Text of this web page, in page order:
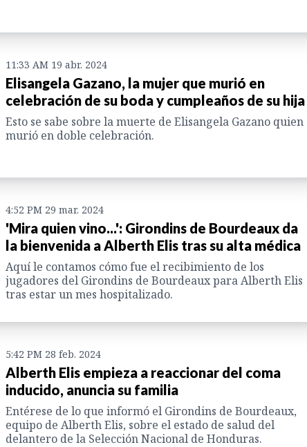
11:33 AM 19 abr. 2024
Elisangela Gazano, la mujer que murió en
celebración de su boda y cumpleaños de su hija
Esto se sabe sobre la muerte de Elisangela Gazano quien
murió en doble celebración.
4:52 PM 29 mar. 2024
'Mira quien vino...': Girondins de Bourdeaux da
la bienvenida a Alberth Elis tras su alta médica
Aquí le contamos cómo fue el recibimiento de los
jugadores del Girondins de Bourdeaux para Alberth Elis
tras estar un mes hospitalizado.
5:42 PM 28 feb. 2024
Alberth Elis empieza a reaccionar del coma
inducido, anuncia su familia
Entérese de lo que informó el Girondins de Bourdeaux,
equipo de Alberth Elis, sobre el estado de salud del
delantero de la Selección Nacional de Honduras.